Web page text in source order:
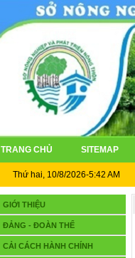
TRANG CHỦ SITEMAP
Thứ hai, 10/8/2026-5:42 AM
GIỚI THIỆU
ĐẢNG - ĐOÀN THỂ
CẢI CÁCH HÀNH CHÍNH